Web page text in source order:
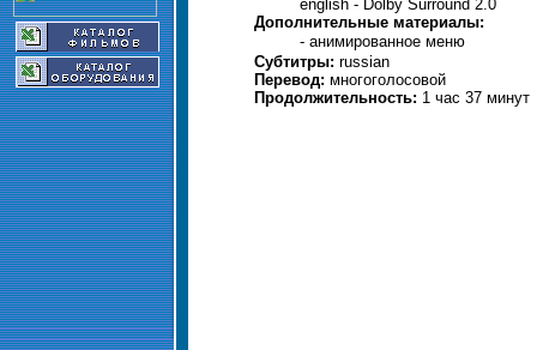
english - Dolby Surround 2.0
Дополнительные материалы:
- анимированное меню
Субтитры: russian
Перевод: многоголосовой
Продолжительность: 1 час 37 минут